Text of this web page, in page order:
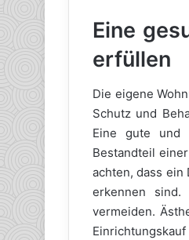
Eine
erfüllen
Die eigene
Schutz und
Eine gute und
Bestandteil
achten, dass ein
erkennen
vermeiden.